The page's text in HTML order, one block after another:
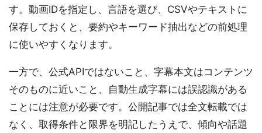
す。動画IDを指定し、言語を選び、CSVやテキストに
保存しておくと、要約やキーワード抽出などの前処理
に使いやすくなります。
一方で、公式APIではないこと、字幕本文はコンテンツ
そのものに近いこと、自動生成字幕には誤認識がある
ことには注意が必要です。公開記事では全文転載では
なく、取得条件と限界を明記したうえで、傾向や話題